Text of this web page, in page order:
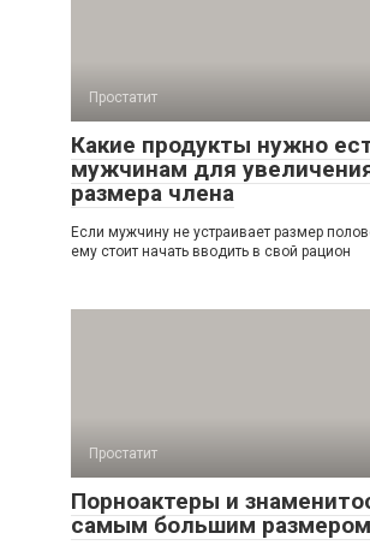
Простатит
Какие продукты нужно
мужчинам для
размера члена
Если мужчину не устраивает размер
ему стоит начать вводить в свой рацион
Простатит
Порноактеры и
самым большим